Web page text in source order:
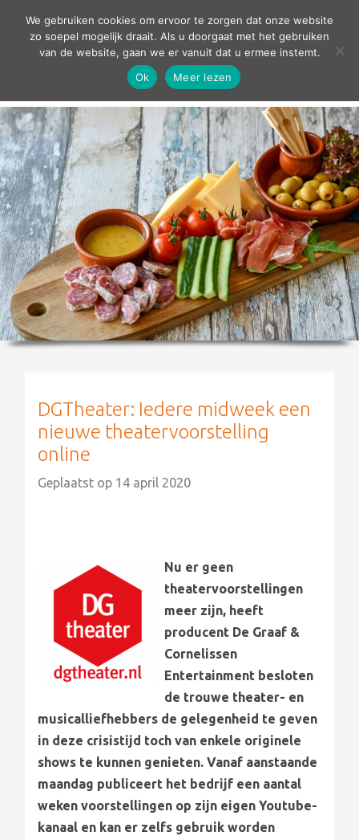
contact
home
agenda
theater
sport
grand café
zakelijk
over ons
DGTheater: Iedere midweek een
nieuwe theatervoorstelling
online
Geplaatst op 14 april 2020
Nu er geen
theatervoorstellingen
meer zijn, heeft
producent De Graaf &
Cornelissen
Entertainment besloten
de trouwe theater- en
musicalliefhebbers de gelegenheid te geven
in deze crisistijd toch van enkele originele
shows te kunnen genieten. Vanaf aanstaande
maandag publiceert het bedrijf een aantal
weken voorstellingen op zijn eigen Youtube-
kanaal en kan er zelfs gebruik worden
We gebruiken cookies om ervoor te zorgen dat onze website
zo soepel mogelijk draait. Als u doorgaat met het gebruiken
van de website, gaan we er vanuit dat u ermee instemt.
Ok
Meer lezen